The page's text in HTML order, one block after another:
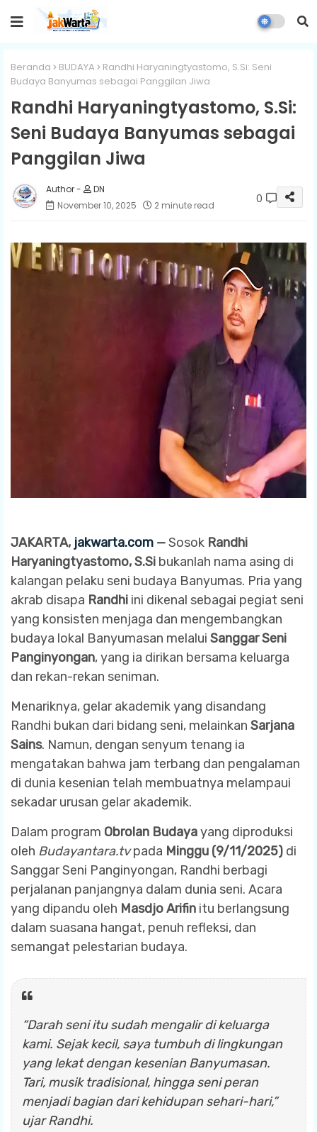
Beranda BUDAYA
Randhi Haryaningtyastomo, S.Si: Seni
Budaya Banyumas sebagai Panggilan Jiwa
Randhi Haryaningtyastomo, S.Si:
Seni Budaya Banyumas sebagai
Panggilan Jiwa
DN
November 10, 2025
2 minute read 0
JAKARTA, jakwarta.com —Sosok Randhi
Haryaningtyastomo, S.Si bukanlah nama asing di
kalangan pelaku seni budaya Banyumas. Pria yang
akrab disapa Randhi ini dikenal sebagai pegiat seni
yang konsisten menjaga dan mengembangkan
budaya lokal Banyumasan melalui Sanggar Seni
Panginyongan, yang ia dirikan bersama keluarga
dan rekan-rekan seniman.
Menariknya, gelar akademik yang disandang
Randhi bukan dari bidang seni, melainkan Sarjana
Sains. Namun, dengan senyum tenang ia
mengatakan bahwa jam terbang dan pengalaman
di dunia kesenian telah membuatnya melampaui
sekadar urusan gelar akademik.
Dalam program Obrolan Budayayang diproduksi
oleh Budayantara.tvpada Minggu (9/11/2025) di
Sanggar Seni Panginyongan, Randhi berbagi
perjalanan panjangnya dalam dunia seni. Acara
yang dipandu oleh Masdjo Arifin itu berlangsung
dalam suasana hangat, penuh refleksi, dan
semangat pelestarian budaya.
“Darah seni itu sudah mengalir di keluarga
kami. Sejak kecil, saya tumbuh di lingkungan
yang lekat dengan kesenian Banyumasan.
Tari, musik tradisional, hingga seni peran
menjadi bagian dari kehidupan sehari-hari,”
ujar Randhi.